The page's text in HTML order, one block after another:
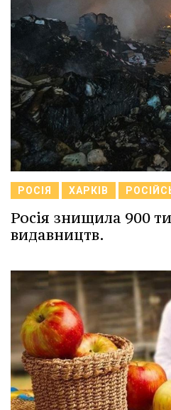
РОСІЯ ХАРКІВ
Росія знищила 900
видавництв.